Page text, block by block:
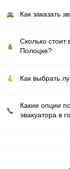
Как заказать
Сколько стоит
Полоцке?
Как выбрать
Какие опции
эвакуатора в